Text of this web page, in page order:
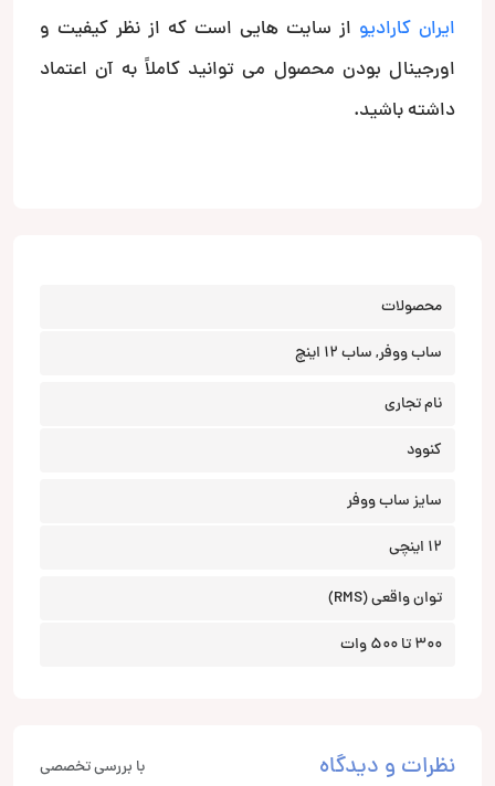
ایران کارادیو از سایت هایی است که از نظر کیفیت و
اورجینال بودن محصول می توانید کاملاً به آن اعتماد
داشته باشید.
محصولات
ساب ووفر, ساب 12 اینچ
نام تجاری
کنوود
سایز ساب ووفر
12 اینچی
توان واقعی (RMS)
300 تا 500 وات
نظرات و دیدگاه با بررسی تخصصی